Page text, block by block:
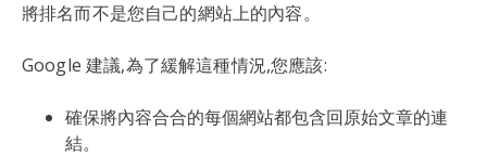
將排名而不是您自己的網站上的內容。
Google 建議,為了緩解這種情況,您應該:
確保將內容合合的每個網站都包含回原始文章的連
結。